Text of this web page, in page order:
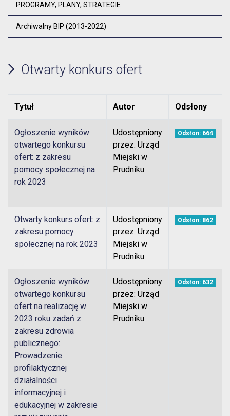
PROGRAMY, PLANY, STRATEGIE
Archiwalny BIP (2013-2022)
Otwarty konkurs ofert
Tytuł Autor Odsłony
Ogłoszenie wyników
otwartego konkursu
ofert: z zakresu
pomocy społecznej na
rok 2023
Udostępniony
przez: Urząd
Miejski w
Prudniku
Odsłon: 664
Otwarty konkurs ofert: z
zakresu pomocy
społecznej na rok 2023
Udostępniony
przez: Urząd
Miejski w
Prudniku
Odsłon: 862
Ogłoszenie wyników
otwartego konkursu
ofert na realizację w
2023 roku zadań z
zakresu zdrowia
publicznego:
Prowadzenie
profilaktycznej
działalności
informacyjnej i
edukacyjnej w zakresie
Udostępniony
przez: Urząd
Miejski w
Prudniku
Odsłon: 632